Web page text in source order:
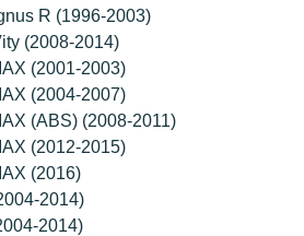
R (1996-2003)
(2008-2014)
(2001-2003)
(2004-2007)
(ABS) (2008-2011)
(2012-2015)
(2016)
2014)
2014)